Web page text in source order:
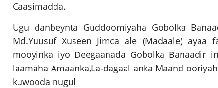
Caasimadda.
Ugu danbeynta Guddoomiyaha Gobolka
Md.Yuusuf Xuseen Jimca ale (Madaale) ayaa
mooyinka iyo Deegaanada Gobolka Banaadir
laamaha Amaanka,La-dagaal anka Maand
kuwooda nugul